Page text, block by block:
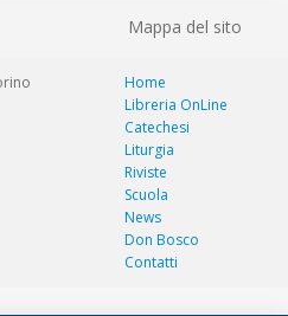
Mappa del sito
Home
Libreria OnLine
Catechesi
Liturgia
Riviste
Scuola
News
Don Bosco
Contatti